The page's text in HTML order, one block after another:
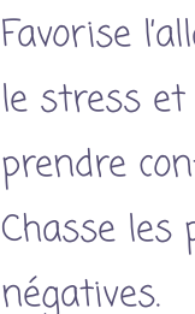
Favorise
le stress et
prendre
Chasse les
négatives.